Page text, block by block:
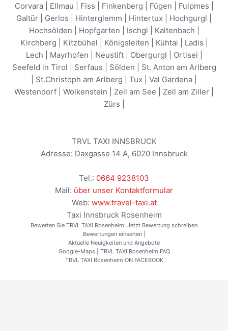
Corvara| Ellmau Fiss Finkenberg Fügen Fulpmes
Galtür
Gerlos Hinterglemm Hintertux Hochgurgl
Hochsölden
Hopfgarten Ischgl Kaltenbach
Kirchberg
Kitzbühel Königsleiten Kühtai Ladis
Lech
Mayrhofen Neustift| Obergurgl Ortisei
Seefeld in Tirol
Serfaus Sölden
St. Anton am Arlberg
St.Christoph am Arlberg Tux Val Gardena
Westendorf
Wolkenstein Zell am See Zell am Ziller
Zürs
TRVL TAXI INNSBRUCK
Adresse: Daxgasse 14 A, 6020 Innsbruck
Tel.: 0664 9238103
Mail: über unser Kontaktformular
Web: www.travel-taxi.at
Taxi Innsbruck Rosenheim
Bewerten Sie TRVL TAXI Rosenheim: Jetzt Bewertung schreiben
Bewertungen einsehen|
Aktuelle Neuigkeiten und Angebote
Google-Maps
TRVL TAXI Rosenheim FAQ
TRVL TAXI Rosenheim ON FACEBOOK